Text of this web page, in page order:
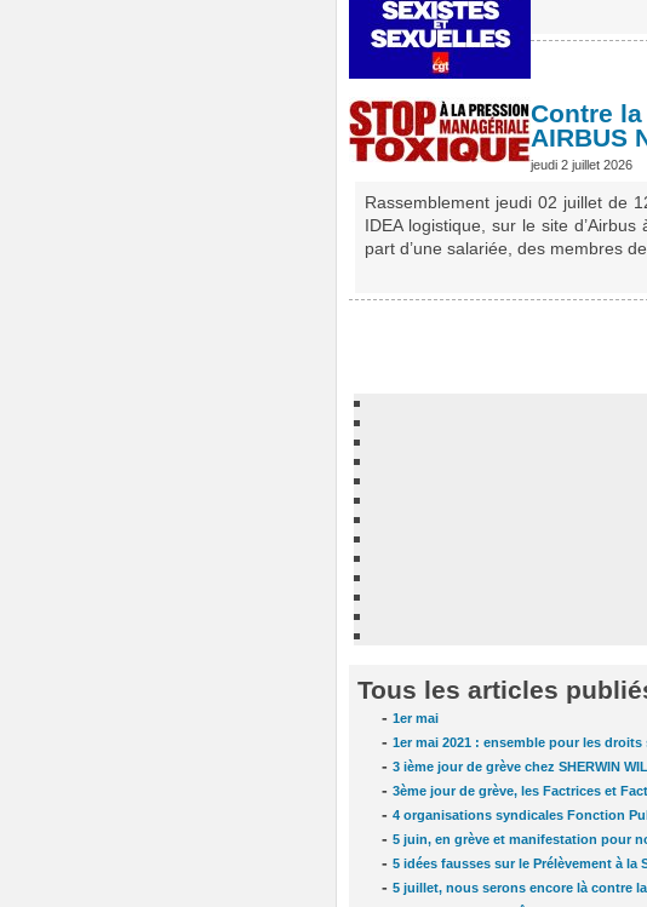
Contre
AIRBUS
jeudi 2 juillet 2026
Rassemblement jeudi 02 juillet de
IDEA logistique, sur le site
part d’une salariée, des membres
Tous les articles
- 1er mai
- 1er mai 2021 : ensemble pour les
- 3 ième jour de grève chez SHERWIN
- 3ème jour de grève, les Factrices et
- 4 organisations syndicales Fonction
- 5 juin, en grève et manifestation pour
- 5 idées fausses sur le Prélèvement à la
- 5 juillet, nous serons encore là contre